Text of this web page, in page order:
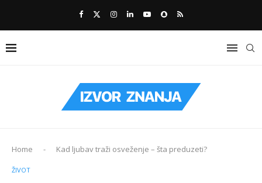
Home - Kad ljubav traži osveženje – šta preduzeti?
ŽIVOT